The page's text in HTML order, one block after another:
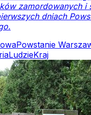
zamordowanych i
dniach
Powstanie
LudzieKraj